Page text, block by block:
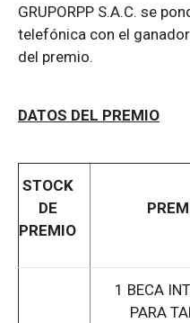
GRUPORPP S.A.C. se
telefónica con el
del premio.
DATOS DEL PREMIO
STOCK
DE
PREMIO
1 BECA
PARA